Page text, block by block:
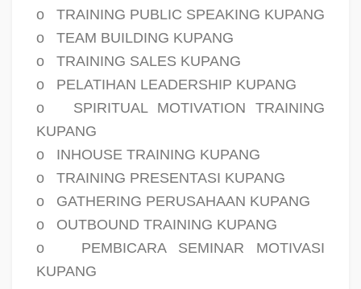
o
TRAINING PUBLIC SPEAKING KUPANG
o
TEAM BUILDING KUPANG
o
TRAINING SALES KUPANG
o
PELATIHAN LEADERSHIP KUPANG
o
SPIRITUAL MOTIVATION TRAINING
KUPANG
o
INHOUSE TRAINING KUPANG
o
TRAINING PRESENTASI KUPANG
o
GATHERING PERUSAHAAN KUPANG
o
OUTBOUND TRAINING KUPANG
o
PEMBICARA SEMINAR MOTIVASI
KUPANG